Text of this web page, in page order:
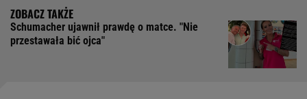
Schumacher ujawnił prawdę o matce. "Nie
przestawała bić ojca"